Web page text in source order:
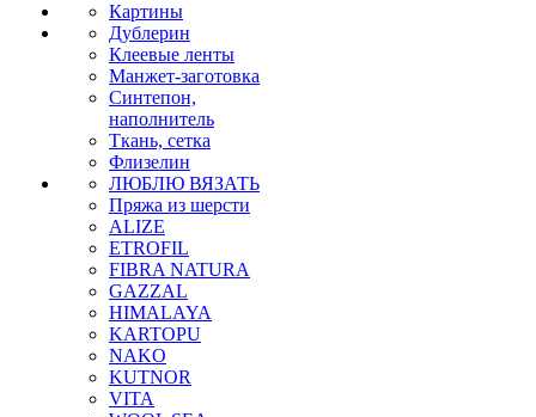
Картины
Дублерин
Клеевые ленты
Манжет-заготовка
Синтепон,
наполнитель
Ткань, сетка
Флизелин
ЛЮБЛЮ ВЯЗАТЬ
Пряжа из шерсти
ALIZE
ETROFIL
FIBRA NATURA
GAZZAL
HIMALAYA
KARTOPU
NAKO
KUTNOR
VITA